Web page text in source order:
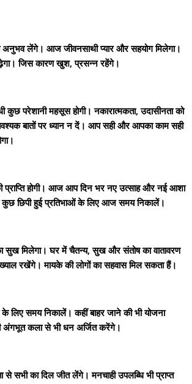
लेंगे। आज जीवनसाथी प्यार और सहयोग मिलेगा।
जिस कारण खुश, प्रसन्न रहेंगे।
परेशानी महसूस होगी। नकारात्मकता, उदासीनता को
बातों पर ध्यान न दें। आप सही और आपका काम सही
होगी। आज आप दिन भर नए उत्साह और नई आशा
छिपी हुई प्रतिभाओं के लिए आज समय निकालें।
मिलेगा। घर में चैतन्य, सुख और संतोष का वातावरण
रखेंगे। मायके की लोगों का सहवास मिल सकता हैं।
के लिए समय निकालें। कहीं बाहर जाने की भी योजना
कला से भी धन अर्जित करेंगे।
सभी का दिल जीत लेंगे। मनचाही उपलब्धि भी प्राप्त